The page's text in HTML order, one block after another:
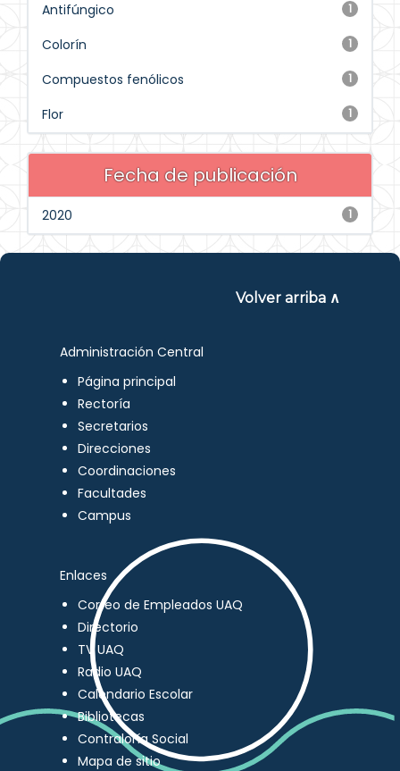
1
Antifúngico
1
Colorín
1
Compuestos fenólicos
1
Flor
Fecha de publicación
1
2020
Volver arriba ∧
Administración Central
Página principal
Rectoría
Secretarios
Direcciones
Coordinaciones
Facultades
Campus
Enlaces
Correo de Empleados UAQ
Directorio
TV UAQ
Radio UAQ
Calendario Escolar
Bibliotecas
Contraloría Social
Mapa de sitio